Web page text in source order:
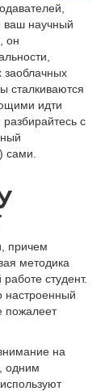
ваш научный
он
заоблачных
сталкиваются
идти
с
сами.
причем
методика
студент.
настроенный
пожалеет
на
одним